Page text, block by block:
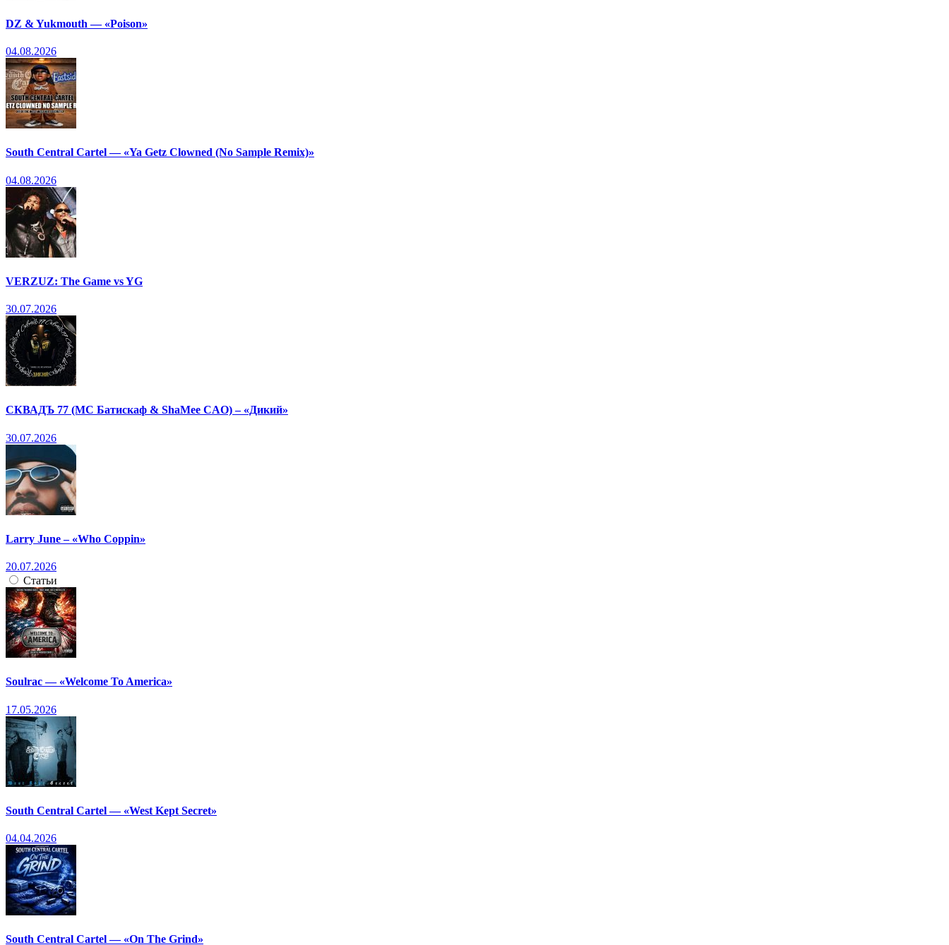
DZ & Yukmouth — «Poison»
04.08.2026
South Central Cartel — «Ya Getz Clowned (No Sample Remix)»
04.08.2026
VERZUZ: The Game vs YG
30.07.2026
СКВАДЪ 77 (МС Батискаф & ShaMee CAO) – «Дикий»
30.07.2026
Larry June – «Who Coppin»
20.07.2026
Статьи
Soulrac — «Welcome To America»
17.05.2026
South Central Cartel — «West Kept Secret»
04.04.2026
South Central Cartel — «On The Grind»